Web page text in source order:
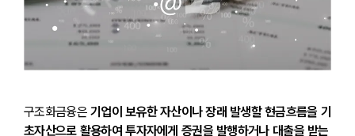
구조화금융은 기업이 보유한 자산이나 장래 발생할 현금흐름을 기
초자산으로 활용하여 투자자에게 증권을 발행하거나 대출을 받는